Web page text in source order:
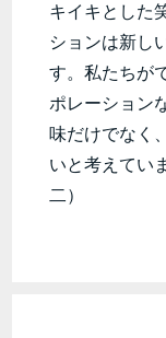
キイキとした
ションは新し
す。私たちが
ポレーション
味だけでなく
いと考えてい
二）